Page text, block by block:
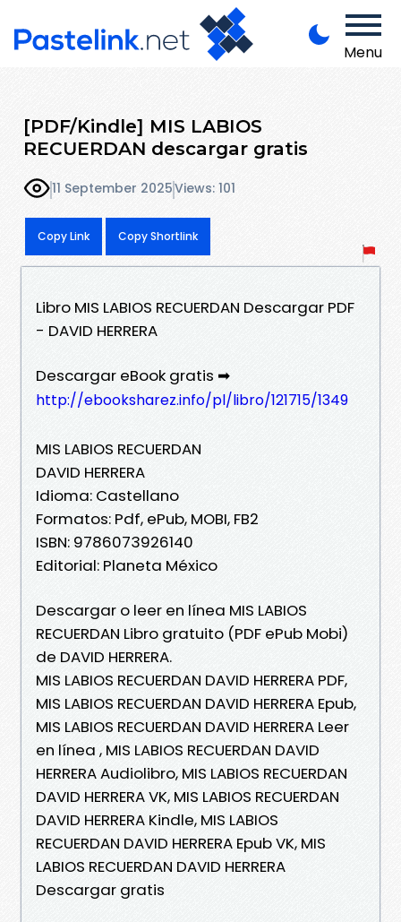
Menu
[PDF/Kindle] MIS LABIOS
RECUERDAN descargar gratis
11 September 2025Views: 101
Copy Link Copy Shortlink
Libro MIS LABIOS RECUERDAN Descargar PDF
- DAVID HERRERA
Descargar eBook gratis ➡
http://ebooksharez.info/pl/libro/121715/1349
MIS LABIOS RECUERDAN
DAVID HERRERA
Idioma: Castellano
Formatos: Pdf, ePub, MOBI, FB2
ISBN: 9786073926140
Editorial: Planeta México
Descargar o leer en línea MIS LABIOS
RECUERDAN Libro gratuito (PDF ePub Mobi)
de DAVID HERRERA.
MIS LABIOS RECUERDAN DAVID HERRERA PDF,
MIS LABIOS RECUERDAN DAVID HERRERA Epub,
MIS LABIOS RECUERDAN DAVID HERRERA Leer
en línea , MIS LABIOS RECUERDAN DAVID
HERRERA Audiolibro, MIS LABIOS RECUERDAN
DAVID HERRERA VK, MIS LABIOS RECUERDAN
DAVID HERRERA Kindle, MIS LABIOS
RECUERDAN DAVID HERRERA Epub VK, MIS
LABIOS RECUERDAN DAVID HERRERA
Descargar gratis